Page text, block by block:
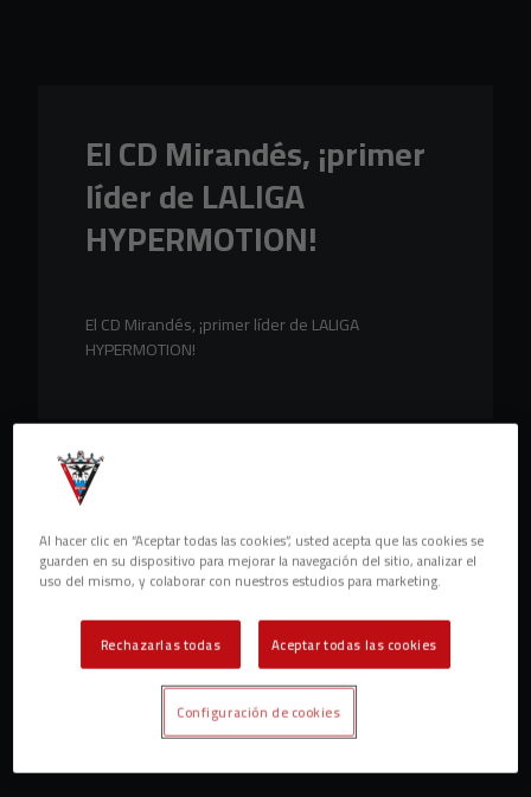
El CD Mirandés, ¡primer
líder de LALIGA
HYPERMOTION!
El CD Mirandés, ¡primer líder de LALIGA
HYPERMOTION!
Al hacer clic en “Aceptar todas las cookies”, usted acepta que las cookies se
guarden en su dispositivo para mejorar la navegación del sitio, analizar el
uso del mismo, y colaborar con nuestros estudios para marketing.
Rechazarlas todas Aceptar todas las cookies
Configuración de cookies